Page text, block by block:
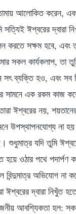
আলোকিত করেন,
ঈশ্বরের দ্বারা
করতে সক্ষম হবে, এবং
সকল কার্যকলাপ, তা
ব্যক্তি হও, এবং সব
সামনে এক রকম কাজ
ঈশ্বরের নয়,
উপস্থাপনযোগ্য না
যদি তুমি
ওঠার পথে পদার্পণ
অভিযোগ না
ঈশ্বরের দ্বারা নিখুঁত
আবশ্যিকতা হল: